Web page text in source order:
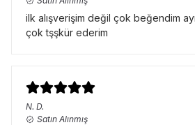
ilk alışverişim değil çok beğendim
çok tşşkür ederim
N. D.
Satın Alınmış